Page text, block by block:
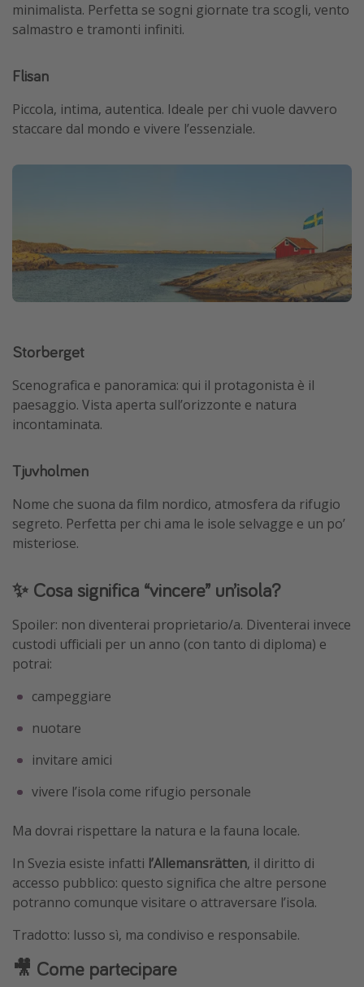
minimalista. Perfetta se sogni giornate tra scogli, vento
salmastro e tramonti infiniti.
Flisan
Piccola, intima, autentica. Ideale per chi vuole davvero
staccare dal mondo e vivere l’essenziale.
Storberget
Scenografica e panoramica: qui il protagonista è il
paesaggio. Vista aperta sull’orizzonte e natura
incontaminata.
Tjuvholmen
Nome che suona da film nordico, atmosfera da rifugio
segreto. Perfetta per chi ama le isole selvagge e un po’
misteriose.
✨ Cosa significa “vincere” un’isola?
Spoiler: non diventerai proprietario/a. Diventerai invece
custodi ufficiali per un anno (con tanto di diploma) e
potrai:
campeggiare
nuotare
invitare amici
vivere l’isola come rifugio personale
Ma dovrai rispettare la natura e la fauna locale.
In Svezia esiste infatti l’Allemansrätten, il diritto di
accesso pubblico: questo significa che altre persone
potranno comunque visitare o attraversare l’isola.
Tradotto: lusso sì, ma condiviso e responsabile.
🎥 Come partecipare